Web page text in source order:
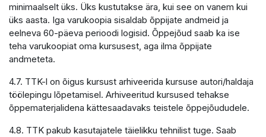
minimaalselt üks. Üks kustutakse ära, kui see on vanem kui
üks aasta. Iga varukoopia sisaldab õppijate andmeid ja
eelneva 60-päeva perioodi logisid. Õppejõud saab ka ise
teha varukoopiat oma kursusest, aga ilma õppijate
andmeteta.
4.7. TTK-l on õigus kursust arhiveerida kursuse autori/haldaja
töölepingu lõpetamisel. Arhiveeritud kursused tehakse
õppematerjalidena kättesaadavaks teistele õppejõududele.
4.8. TTK pakub kasutajatele täielikku tehnilist tuge. Saab